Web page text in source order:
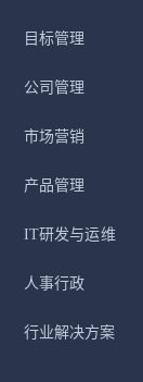
目标管理
公司管理
市场营销
产品管理
IT研发与运维
人事行政
行业解决方案